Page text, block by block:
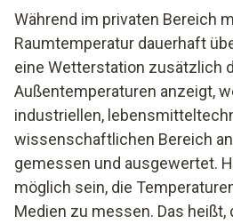
Während im privaten Bereich
Raumtemperatur dauerhaft
eine Wetterstation zusätzlich
Außentemperaturen anzeigt,
industriellen,
wissenschaftlichen Bereich
gemessen und ausgewertet.
möglich sein, die
Medien zu messen. Das